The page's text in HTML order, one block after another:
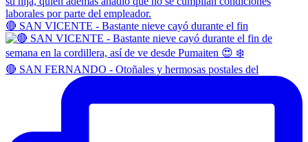
🔴 SAN VICENTE - Bastante nieve cayó durante el fin
🔴 SAN FERNANDO - Otoñales y hermosas postales del